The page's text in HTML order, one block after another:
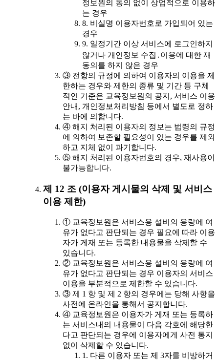
정보원의 동의 없이 상업적으로 이용하
는 경우
8. 비실명 이용자번호로 가입되어 있는
경우
9. 일정기간 이상 서비스에 로그인하지
않거나 개인정보 수집․이용에 대한 재
동의를 하지 않은 경우
③ 전항의 규정에 의하여 이용자의 이용을 제
한하는 경우와 제한의 종류 및 기간 등 구체
적인 기준은 교육정보원의 공지, 서비스 이용
안내, 개인정보처리방침 등에서 별도로 정하
는 바에 의합니다.
④ 해지 처리된 이용자의 정보는 법령의 규정
에 의하여 보존할 필요성이 있는 경우를 제외
하고 지체 없이 파기합니다.
⑤ 해지 처리된 이용자번호의 경우, 재사용이
불가능합니다.
제 12 조 (이용자 게시물의 삭제 및 서비스
이용 제한)
① 교육정보원은 서비스용 설비의 용량에 여
유가 없다고 판단되는 경우 필요에 따라 이용
자가 게재 또는 등록한 내용물을 삭제할 수
있습니다.
② 교육정보원은 서비스용 설비의 용량에 여
유가 없다고 판단되는 경우 이용자의 서비스
이용을 부분적으로 제한할 수 있습니다.
③ 제 1 항 및 제 2 항의 경우에는 당해 사항을
사전에 온라인을 통해서 공지합니다.
④ 교육정보원은 이용자가 게재 또는 등록하
는 서비스내의 내용물이 다음 각호에 해당한
다고 판단되는 경우에 이용자에게 사전 통지
없이 삭제할 수 있습니다.
1. 다른 이용자 또는 제 3자를 비방하거